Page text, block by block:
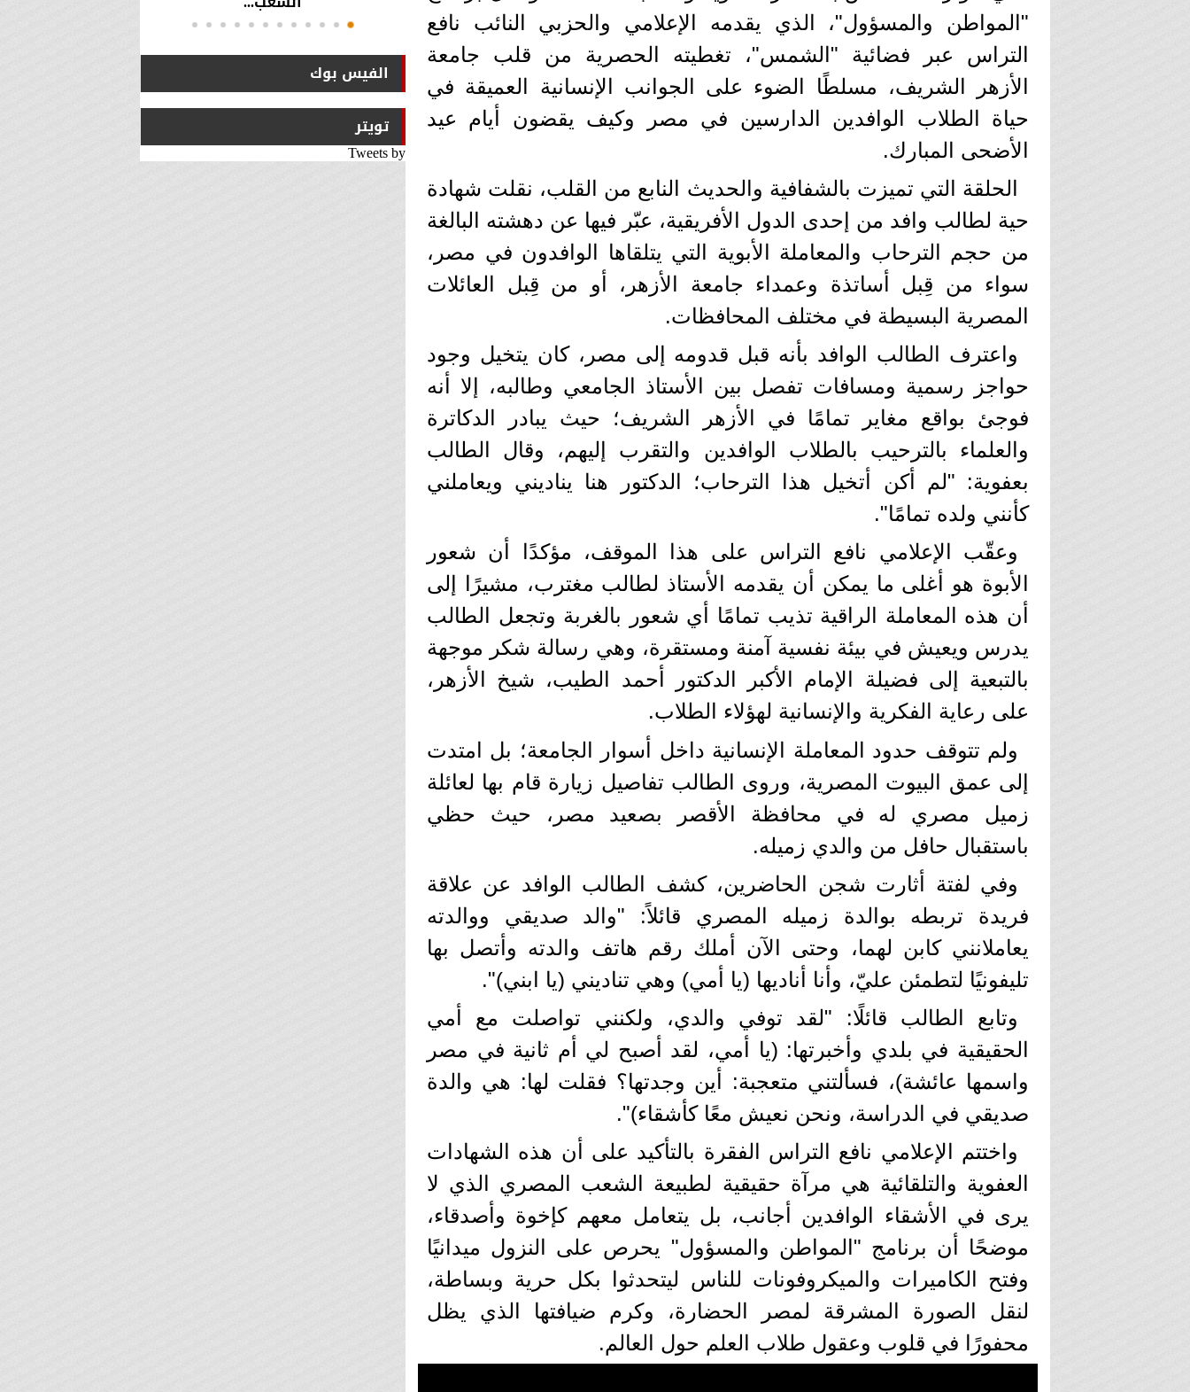
"المواطن والمسؤول"، الذي يقدمه الإعلامي والحزبي النائب نافع
التراس عبر فضائية "الشمس"، تغطيته الحصرية من قلب جامعة
الأزهر الشريف، مسلطًا الضوء على الجوانب الإنسانية العميقة في
حياة الطلاب الوافدين الدارسين في مصر وكيف يقضون أيام عيد
الأضحى المبارك.
الحلقة التي تميزت بالشفافية والحديث النابع من القلب، نقلت شهادة
حية لطالب وافد من إحدى الدول الأفريقية، عبّر فيها عن دهشته البالغة
من حجم الترحاب والمعاملة الأبوية التي يتلقاها الوافدون في مصر،
سواء من قِبل أساتذة وعمداء جامعة الأزهر، أو من قِبل العائلات
المصرية البسيطة في مختلف المحافظات.
واعترف الطالب الوافد بأنه قبل قدومه إلى مصر، كان يتخيل وجود
حواجز رسمية ومسافات تفصل بين الأستاذ الجامعي وطالبه، إلا أنه
فوجئ بواقع مغاير تمامًا في الأزهر الشريف؛ حيث يبادر الدكاترة
والعلماء بالترحيب بالطلاب الوافدين والتقرب إليهم، وقال الطالب
بعفوية: "لم أكن أتخيل هذا الترحاب؛ الدكتور هنا يناديني ويعاملني
كأنني ولده تمامًا".
وعقّب الإعلامي نافع التراس على هذا الموقف، مؤكدًا أن شعور
الأبوة هو أغلى ما يمكن أن يقدمه الأستاذ لطالب مغترب، مشيرًا إلى
أن هذه المعاملة الراقية تذيب تمامًا أي شعور بالغربة وتجعل الطالب
يدرس ويعيش في بيئة نفسية آمنة ومستقرة، وهي رسالة شكر موجهة
بالتبعية إلى فضيلة الإمام الأكبر الدكتور أحمد الطيب، شيخ الأزهر،
على رعاية الفكرية والإنسانية لهؤلاء الطلاب.
ولم تتوقف حدود المعاملة الإنسانية داخل أسوار الجامعة؛ بل امتدت
إلى عمق البيوت المصرية، وروى الطالب تفاصيل زيارة قام بها لعائلة
زميل مصري له في محافظة الأقصر بصعيد مصر، حيث حظي
باستقبال حافل من والدي زميله.
وفي لفتة أثارت شجن الحاضرين، كشف الطالب الوافد عن علاقة
فريدة تربطه بوالدة زميله المصري قائلاً: "والد صديقي ووالدته
يعاملانني كابن لهما، وحتى الآن أملك رقم هاتف والدته وأتصل بها
تليفونيًا لتطمئن عليّ، وأنا أناديها (يا أمي) وهي تناديني (يا ابني)".
وتابع الطالب قائلًا: "لقد توفي والدي، ولكنني تواصلت مع أمي
الحقيقية في بلدي وأخبرتها: (يا أمي، لقد أصبح لي أم ثانية في مصر
واسمها عائشة)، فسألتني متعجبة: أين وجدتها؟ فقلت لها: هي والدة
صديقي في الدراسة، ونحن نعيش معًا كأشقاء)".
واختتم الإعلامي نافع التراس الفقرة بالتأكيد على أن هذه الشهادات
العفوية والتلقائية هي مرآة حقيقية لطبيعة الشعب المصري الذي لا
يرى في الأشقاء الوافدين أجانب، بل يتعامل معهم كإخوة وأصدقاء،
موضحًا أن برنامج "المواطن والمسؤول" يحرص على النزول ميدانيًا
وفتح الكاميرات والميكروفونات للناس ليتحدثوا بكل حرية وبساطة،
لنقل الصورة المشرقة لمصر الحضارة، وكرم ضيافتها الذي يظل
محفورًا في قلوب وعقول طلاب العلم حول العالم.
الفيس بوك
تويتر
Tweets by